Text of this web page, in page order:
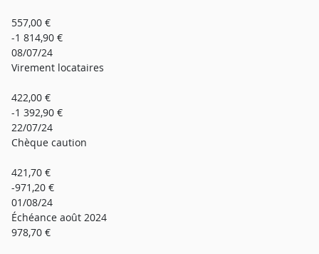
557,00 €
-1 814,90 €
08/07/24
Virement locataires
422,00 €
-1 392,90 €
22/07/24
Chèque caution
421,70 €
-971,20 €
01/08/24
Échéance août 2024
978,70 €